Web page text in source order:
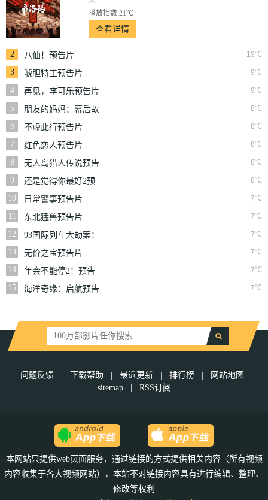
播放指数:21℃
查看详情
2 19℃
八仙！预告片
3
9℃
唬胆特工预告片
4
9℃
再见，李可乐预告片
5
8℃
朋友的妈妈：幕后故
6 8℃
不虚此行预告片
7
8℃
红色恋人预告片
8
8℃
无人岛猎人传说预告
片
9 8℃
还是觉得你最好2预
告片
10 7℃
日常警事预告片
11
7℃
东北猛兽预告片
12
7℃
93国际列车大劫案：
莫斯科行动预告片
13 7℃
无价之宝预告片
14
7℃
年会不能停2！预告
片
15 7℃
海洋奇缘：启航预告
问题反馈 | 下载帮助 | 最近更新 | 排行榜 | 网站地图
|
sitemap
| RSS订阅
本网站只提供web页面服务，通过链接的方式提供相关内容（所有视频
内容收集于各大视频网站），本站不对链接内容具有进行编辑、整理、
修改等权利